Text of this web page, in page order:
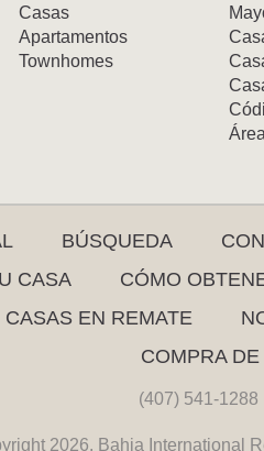
Casas
Apartamentos
Townhomes
BÚSQUEDA
CASA
CÓMO
CASAS EN REMATE
COMPRA
(407) 541-1288
2026. Bahia International